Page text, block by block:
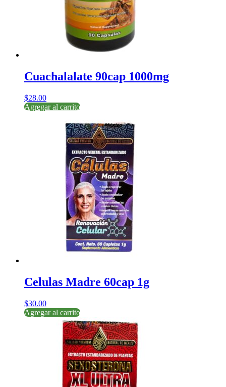
Cuachalalate 90cap 1000mg
$28.00
Agregar al carrito
Celulas Madre 60cap 1g
$30.00
Agregar al carrito